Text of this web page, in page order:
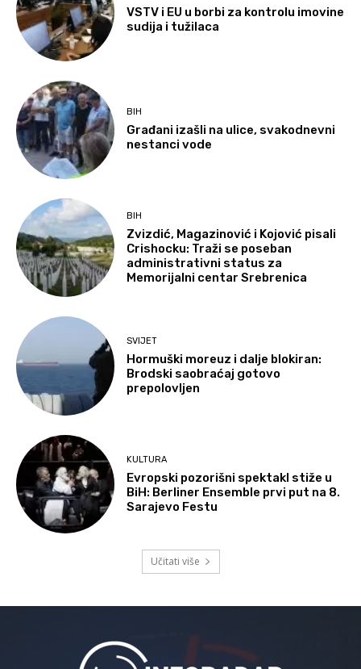
VSTV i EU u borbi za kontrolu imovine
sudija i tužilaca
BIH
Građani izašli na ulice, svakodnevni
nestanci vode
BIH
Zvizdić, Magazinović i Kojović pisali
Crishocku: Traži se poseban
administrativni status za
Memorijalni centar Srebrenica
SVIJET
Hormuški moreuz i dalje blokiran:
Brodski saobraćaj gotovo
prepolovljen
KULTURA
Evropski pozorišni spektakl stiže u
BiH: Berliner Ensemble prvi put na 8.
Sarajevo Festu
Učitati više